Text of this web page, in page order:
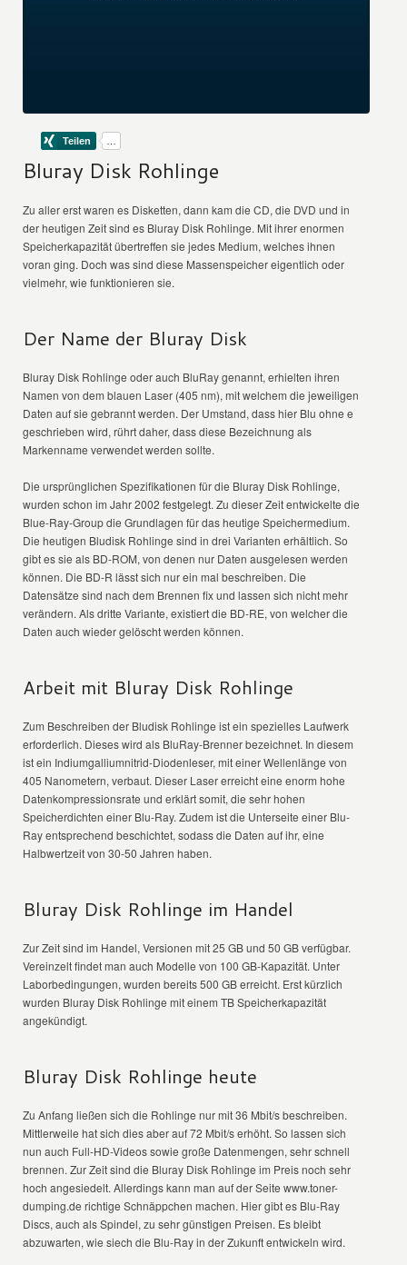
Bluray Disk Rohlinge
Zu aller erst waren es Disketten, dann kam die CD, die DVD und in
der heutigen Zeit sind es Bluray Disk Rohlinge. Mit ihrer enormen
Speicherkapazität übertreffen sie jedes Medium, welches ihnen
voran ging. Doch was sind diese Massenspeicher eigentlich oder
vielmehr, wie funktionieren sie.
Der Name der Bluray Disk
Bluray Disk Rohlinge oder auch BluRay genannt, erhielten ihren
Namen von dem blauen Laser (405 nm), mit welchem die jeweiligen
Daten auf sie gebrannt werden. Der Umstand, dass hier Blu ohne e
geschrieben wird, rührt daher, dass diese Bezeichnung als
Markenname verwendet werden sollte.
Die ursprünglichen Spezifikationen für die Bluray Disk Rohlinge,
wurden schon im Jahr 2002 festgelegt. Zu dieser Zeit entwickelte die
Blue-Ray-Group die Grundlagen für das heutige Speichermedium.
Die heutigen Bludisk Rohlinge sind in drei Varianten erhältlich. So
gibt es sie als BD-ROM, von denen nur Daten ausgelesen werden
können. Die BD-R lässt sich nur ein mal beschreiben. Die
Datensätze sind nach dem Brennen fix und lassen sich nicht mehr
verändern. Als dritte Variante, existiert die BD-RE, von welcher die
Daten auch wieder gelöscht werden können.
Arbeit mit Bluray Disk Rohlinge
Zum Beschreiben der Bludisk Rohlinge ist ein spezielles Laufwerk
erforderlich. Dieses wird als BluRay-Brenner bezeichnet. In diesem
ist ein Indiumgalliumnitrid-Diodenleser, mit einer Wellenlänge von
405 Nanometern, verbaut. Dieser Laser erreicht eine enorm hohe
Datenkompressionsrate und erklärt somit, die sehr hohen
Speicherdichten einer Blu-Ray. Zudem ist die Unterseite einer Blu-
Ray entsprechend beschichtet, sodass die Daten auf ihr, eine
Halbwertzeit von 30-50 Jahren haben.
Bluray Disk Rohlinge im Handel
Zur Zeit sind im Handel, Versionen mit 25 GB und 50 GB verfügbar.
Vereinzelt findet man auch Modelle von 100 GB-Kapazität. Unter
Laborbedingungen, wurden bereits 500 GB erreicht. Erst kürzlich
wurden Bluray Disk Rohlinge mit einem TB Speicherkapazität
angekündigt.
Bluray Disk Rohlinge heute
Zu Anfang ließen sich die Rohlinge nur mit 36 Mbit/s beschreiben.
Mittlerweile hat sich dies aber auf 72 Mbit/s erhöht. So lassen sich
nun auch Full-HD-Videos sowie große Datenmengen, sehr schnell
brennen. Zur Zeit sind die Bluray Disk Rohlinge im Preis noch sehr
hoch angesiedelt. Allerdings kann man auf der Seite www.toner-
dumping.de richtige Schnäppchen machen. Hier gibt es Blu-Ray
Discs, auch als Spindel, zu sehr günstigen Preisen. Es bleibt
abzuwarten, wie siech die Blu-Ray in der Zukunft entwickeln wird.